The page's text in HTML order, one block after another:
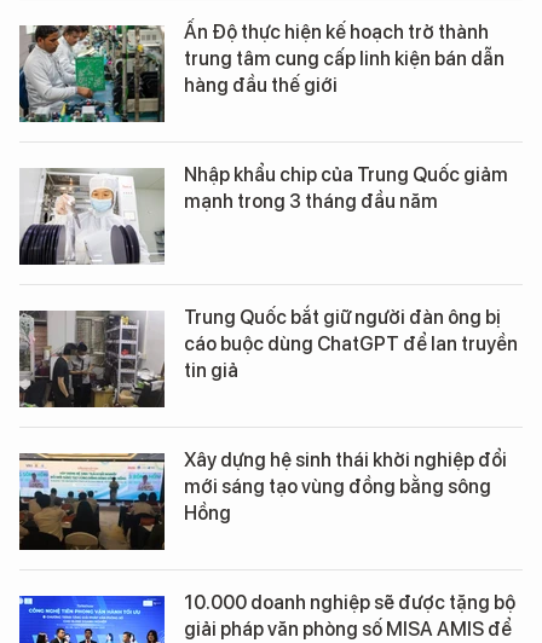
Ấn Độ thực hiện kế hoạch trở thành
trung tâm cung cấp linh kiện bán dẫn
hàng đầu thế giới
Nhập khẩu chip của Trung Quốc giảm
mạnh trong 3 tháng đầu năm
Trung Quốc bắt giữ người đàn ông bị
cáo buộc dùng ChatGPT để lan truyền
tin giả
Xây dựng hệ sinh thái khởi nghiệp đổi
mới sáng tạo vùng đồng bằng sông
Hồng
10.000 doanh nghiệp sẽ được tặng bộ
giải pháp văn phòng số MISA AMIS để